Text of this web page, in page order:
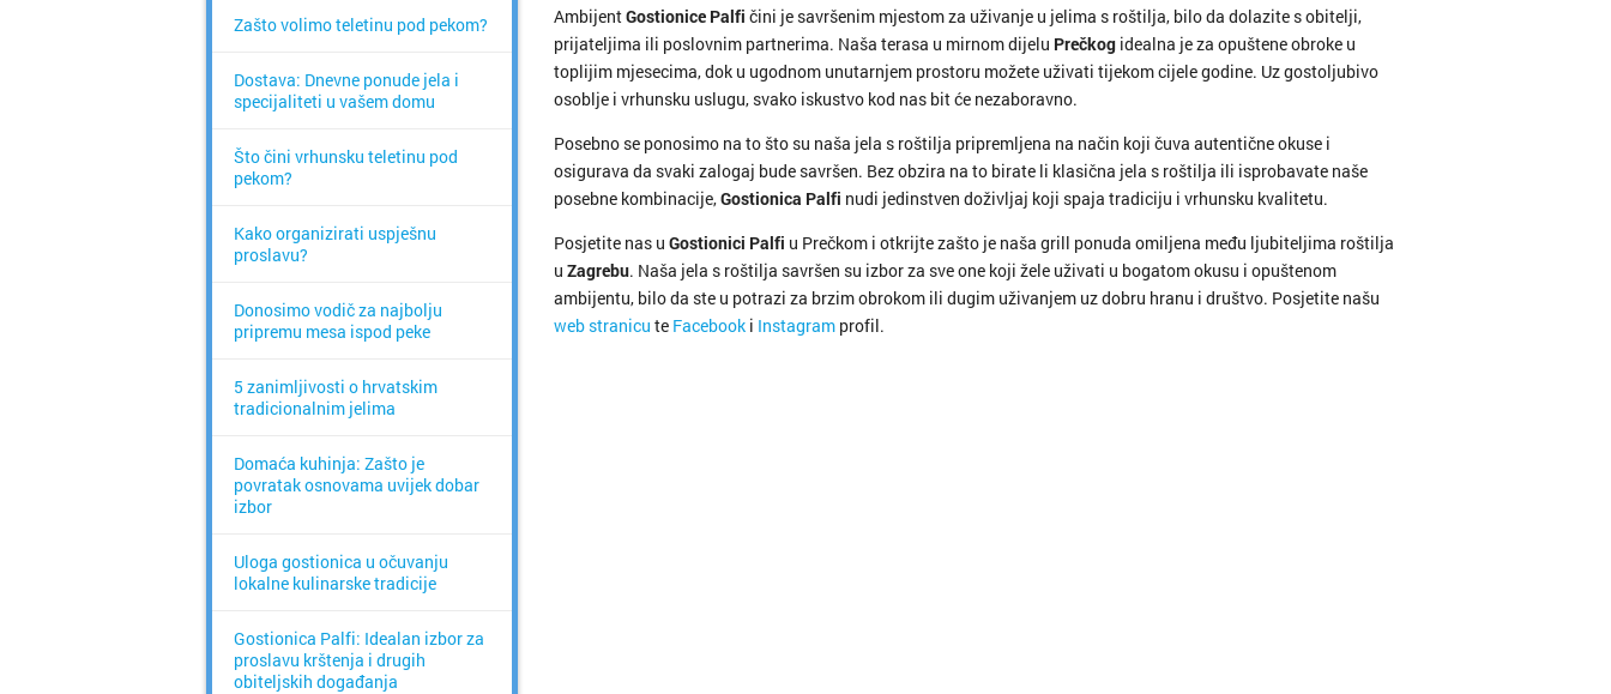
Zašto volimo teletinu pod pekom?
Dostava: Dnevne ponude jela i
specijaliteti u vašem domu
Što čini vrhunsku teletinu pod
pekom?
Kako organizirati uspješnu
proslavu?
Donosimo vodič za najbolju
pripremu mesa ispod peke
5 zanimljivosti o hrvatskim
tradicionalnim jelima
Domaća kuhinja: Zašto je
povratak osnovama uvijek dobar
izbor
Uloga gostionica u očuvanju
lokalne kulinarske tradicije
Gostionica Palfi: Idealan izbor za
proslavu krštenja i drugih
obiteljskih događanja
AmbijentGostionice Palfi čini je savršenim mjestom za uživanje u jelima s roštilja, bilo da dolazite s obitelji,
prijateljima ili poslovnim partnerima. Naša terasa u mirnom dijelu Prečkog idealna je za opuštene obroke u
toplijim mjesecima, dok u ugodnom unutarnjem prostoru možete uživati tijekom cijele godine. Uz gostoljubivo
osoblje i vrhunsku uslugu, svako iskustvo kod nas bit će nezaboravno.
Posebno se ponosimo na to što su naša jela s roštilja pripremljena na način koji čuva autentične okuse i
osigurava da svaki zalogaj bude savršen. Bez obzira na to birate li klasična jela s roštilja ili isprobavate naše
posebne kombinacije,Gostionica Palfi nudi jedinstven doživljaj koji spaja tradiciju i vrhunsku kvalitetu.
Posjetite nas u Gostionici Palfi u Prečkom i otkrijte zašto je naša grill ponuda omiljena među ljubiteljima roštilja
u Zagrebu. Naša jela s roštilja savršen su izbor za sve one koji žele uživati u bogatom okusu i opuštenom
ambijentu, bilo da ste u potrazi za brzim obrokom ili dugim uživanjem uz dobru hranu i društvo. Posjetite našu
web stranicu te Facebook i Instagram profil.